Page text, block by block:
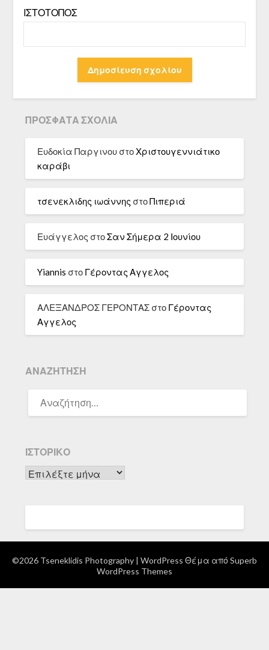
ΙΣΤΌΤΟΠΟΣ
ΠΡΌΣΦΑΤΑ ΣΧΌΛΙΑ
Ευδοκία Παργινου στοΧριστουγεννιάτικο
καράβι
τσενεκλιδης ιωάννης στοΠιπεριά
Ευάγγελος στοΣαν Σήμερα 2 Ιουνίου
Yiannis στο Γέροντας Αγγελος
ΑΛΕΞΑΝΔΡΟΣ ΓΕΡΟΝΤΑΣ στο Γέροντας
Αγγελος
ΑΝΑΖΉΤΗΣΗ
ΓΙΑ:
ΙΣΤΟΡΙΚΌ
Ιστορικό
©2026 Tseneklidis Photography | WordPress Θέμα από Superb
WordPress Themes